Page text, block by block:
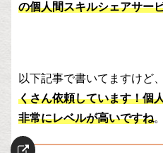
の個人間スキルシェアサー
以下記事で書いてますけど、
くさん依頼しています！個
非常にレベルが高いですね。